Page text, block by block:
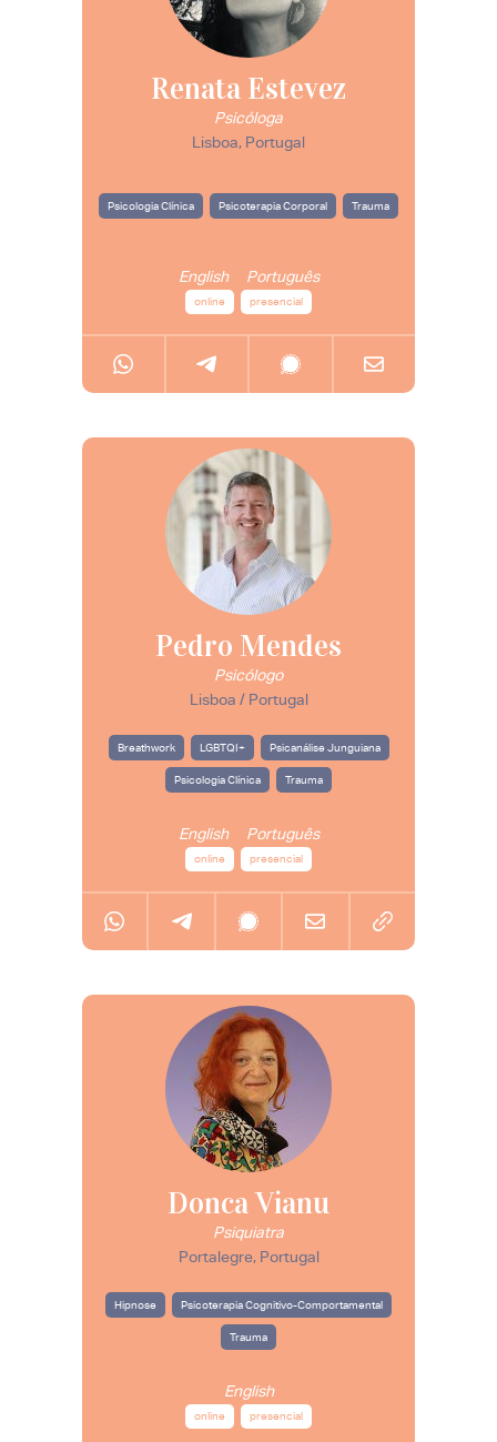
Renata Estevez
Psicóloga
Lisboa, Portugal
Psicologia Clínica Psicoterapia Corporal Trauma
English Português
online presencial
Pedro Mendes
Psicólogo
Lisboa / Portugal
Breathwork LGBTQI+ Psicanálise Junguiana
Psicologia Clínica Trauma
English Português
online presencial
Donca Vianu
Psiquiatra
Portalegre, Portugal
Hipnose Psicoterapia Cognitivo-Comportamental
Trauma
English
online presencial